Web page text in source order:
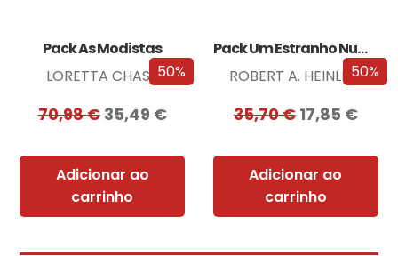
50%
Pack As Modistas
LORETTA CHASE
70,98€ 35,49 €
Adicionar ao
carrinho
50%
Pack Um Estranho Numa Terra Estranha
ROBERT A. HEINLEIN
35,70€ 17,85 €
Adicionar ao
carrinho